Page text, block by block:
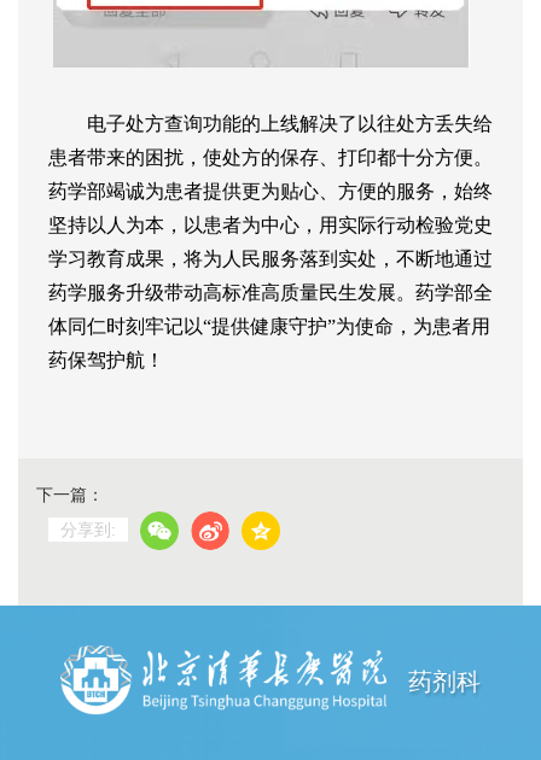
电子处方查询功能的上线解决了以往处方丢失给
患者带来的困扰，使处方的保存、打印都十分方便。
药学部竭诚为患者提供更为贴心、方便的服务，始终
坚持以人为本，以患者为中心，用实际行动检验党史
学习教育成果，将为人民服务落到实处，不断地通过
药学服务升级带动高标准高质量民生发展。 药学部全
体同仁时刻牢记以“提供健康守护”为使命，为患者用
药保驾护航！
下一篇：
分享到:
药剂科